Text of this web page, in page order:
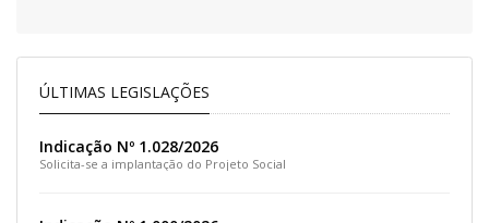
ÚLTIMAS LEGISLAÇÕES
Indicação Nº 1.028/2026
Solicita-se a implantação do Projeto Social